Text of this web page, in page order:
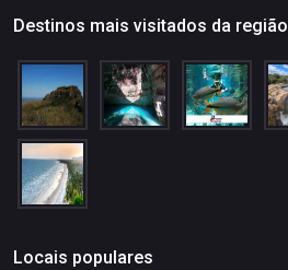
Destinos mais visitados da região
Locais populares